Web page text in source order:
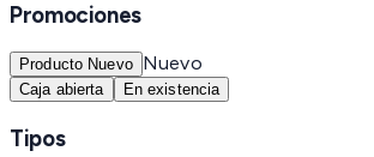
Promociones
Producto Nuevo Nuevo
Caja abierta En existencia
Tipos